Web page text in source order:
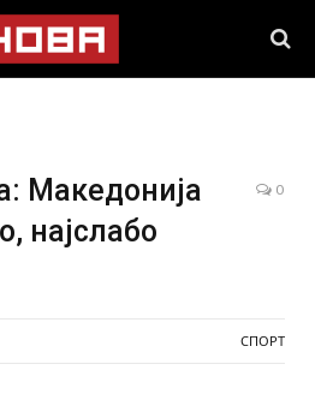
Македонија
најслабо
0
СПОРТ